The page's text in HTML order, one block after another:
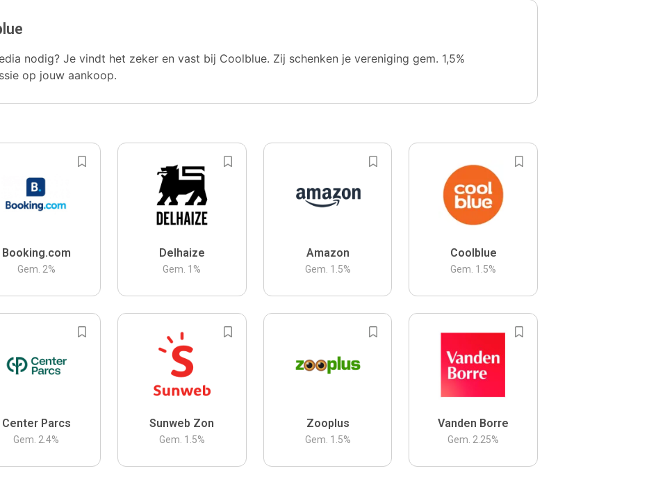
nodig? Je vindt het zeker en vast bij Coolblue. Zij schenken je vereniging gem. 1,5%
op jouw aankoop.
Booking.com
Gem. 2%
Delhaize
Gem. 1 %
Amazon
Gem. 1.5%
Coolblue
Gem. 1.5%
Center Parcs
Gem. 2.4%
Sunweb Zon
Gem. 1.5%
Zooplus
Gem. 1.5%
Vanden Borre
Gem. 2.25%